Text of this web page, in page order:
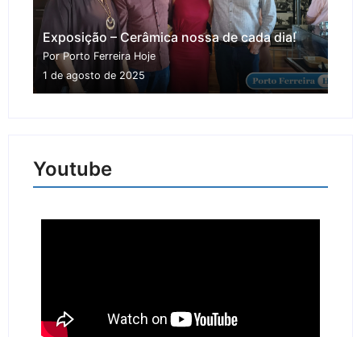
Exposição – Cerâmica nossa de cada dia!
Por Porto Ferreira Hoje
1 de agosto de 2025
Youtube